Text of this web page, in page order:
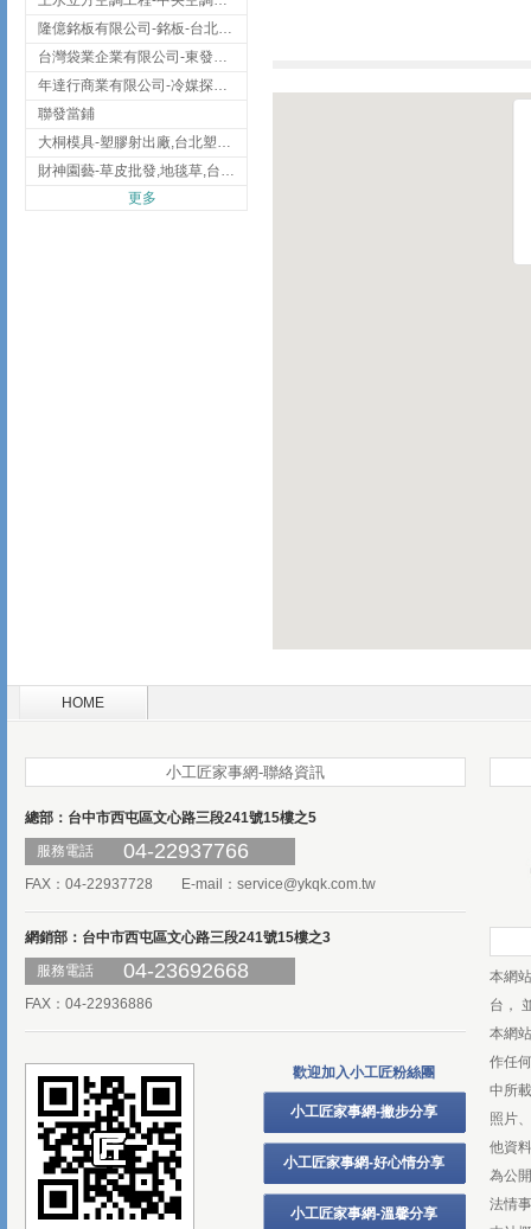
隆億銘板有限公司-銘板-台北銘板-板橋銘板
台灣袋業企業有限公司-東發企業社/台中太空袋/太空包
年達行商業有限公司-冷媒探漏儀,壓力錶組,真空泵浦,台北冷凍空調材料
聯發當鋪
大桐模具-塑膠射出廠,台北塑膠射出廠
財神園藝-草皮批發,地毯草,台北草,彰化地毯草,彰化台北草
更多
HOME
小工匠家事網-聯絡資訊
總部：台中市西屯區文心路三段241號15樓之5
服務電話
04-22937766
FAX：04-22937728 E-mail： service@ykqk.com.tw
網銷部：台中市西屯區文心路三段241號15樓之3
服務電話
04-23692668
FAX：04-22936886
歡迎加入小工匠粉絲團
小工匠家事網-撇步分享
小工匠家事網-好心情分享
小工匠家事網-溫馨分享
本網
台，
本網
作任
中所
照片
他資
為公
法情